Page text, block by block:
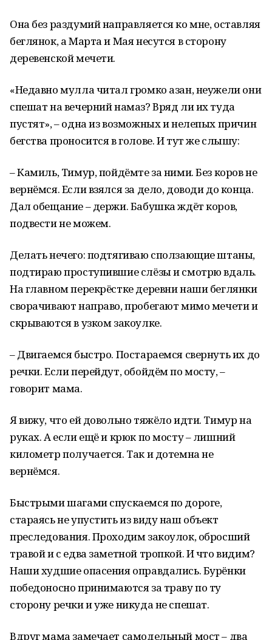
Она без раздумий направляется ко мне, оставляя
беглянок, а Марта и Мая несутся в сторону
деревенской мечети.
«Недавно мулла читал громко азан, неужели они
спешат на вечерний намаз? Вряд ли их туда
пустят», – одна из возможных и нелепых причин
бегства проносится в голове. И тут же слышу:
– Камиль, Тимур, пойдёмте за ними. Без коров не
вернёмся. Если взялся за дело, доводи до конца.
Дал обещание – держи. Бабушка ждёт коров,
подвести не можем.
Делать нечего: подтягиваю сползающие штаны,
подтираю проступившие слёзы и смотрю вдаль.
На главном перекрёстке деревни наши беглянки
сворачивают направо, пробегают мимо мечети и
скрываются в узком закоулке.
– Двигаемся быстро. Постараемся свернуть их до
речки. Если перейдут, обойдём по мосту, –
говорит мама.
Я вижу, что ей довольно тяжёло идти. Тимур на
руках. А если ещё и крюк по мосту – лишний
километр получается. Так и дотемна не
вернёмся.
Быстрыми шагами спускаемся по дороге,
стараясь не упустить из виду наш объект
преследования. Проходим закоулок, обросший
травой и с едва заметной тропкой. И что видим?
Наши худшие опасения оправдались. Бурёнки
победоносно принимаются за траву по ту
сторону речки и уже никуда не спешат.
Вдруг мама замечает самодельный мост – два